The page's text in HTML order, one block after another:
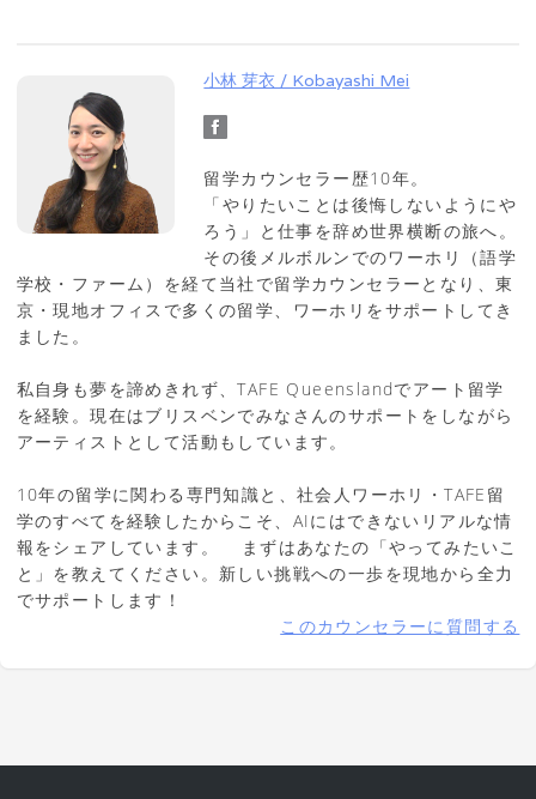
小林 芽衣 / Kobayashi Mei
留学カウンセラー歴10年。
「やりたいことは後悔しないようにや
ろう」と仕事を辞め世界横断の旅へ。
その後メルボルンでのワーホリ（語学
学校・ファーム）を経て当社で留学カウンセラーとなり、東
京・現地オフィスで多くの留学、ワーホリをサポートしてき
ました。
私自身も夢を諦めきれず、TAFE Queenslandでアート留学
を経験。現在はブリスベンでみなさんのサポートをしながら
アーティストとして活動もしています。
10年の留学に関わる専門知識と、社会人ワーホリ・TAFE留
学のすべてを経験したからこそ、AIにはできないリアルな情
報をシェアしています。 まずはあなたの「やってみたいこ
と」を教えてください。新しい挑戦への一歩を現地から全力
でサポートします！
このカウンセラーに質問する